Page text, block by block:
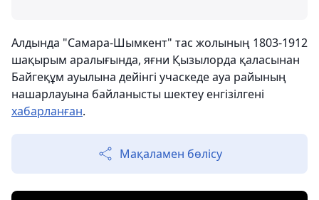
Алдында "Самара-Шымкент" тас жолының 1803-1912
шақырым аралығында, яғни Қызылорда қаласынан
Байгеқұм ауылына дейінгі учаскеде ауа райының
нашарлауына байланысты шектеу енгізілгені
хабарланған.
Мақаламен бөлісу